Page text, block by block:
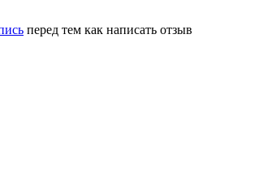
перед тем как написать отзыв